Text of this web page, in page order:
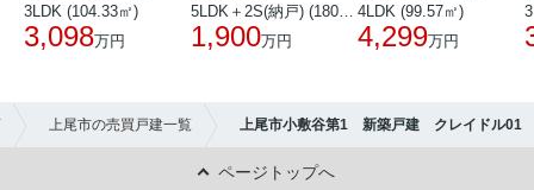
3LDK (104.33㎡)
3,098万円
5LDK＋2S(納戸) (180.51㎡)
1,900万円
4LDK (99.57㎡)
4,299万円
上尾市の売買戸建一覧 上尾市小敷谷第1 新築戸建 クレイドル01
ページトップへ